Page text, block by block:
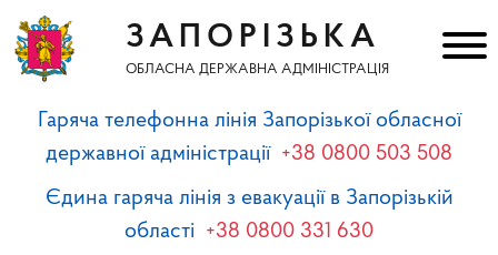
ЗАПОРІЗЬКА
ОБЛАСНА ДЕРЖАВНА АДМІНІСТРАЦІЯ
Гаряча телефонна лінія Запорізької обласної
державної адміністрації +38 0800 503 508
Єдина гаряча лінія з евакуації в Запорізькій
області +38 0800 331 630